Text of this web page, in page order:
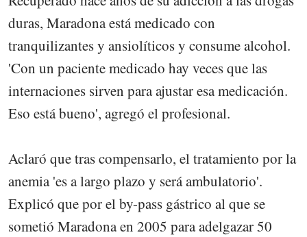
duras, Maradona está medicado con
tranquilizantes y ansiolíticos y consume alcohol.
'Con un paciente medicado hay veces que las
internaciones sirven para ajustar esa medicación.
Eso está bueno', agregó el profesional.
Aclaró que tras compensarlo, el tratamiento por la
anemia 'es a largo plazo y será ambulatorio'.
Explicó que por el by-pass gástrico al que se
sometió Maradona en 2005 para adelgazar 50